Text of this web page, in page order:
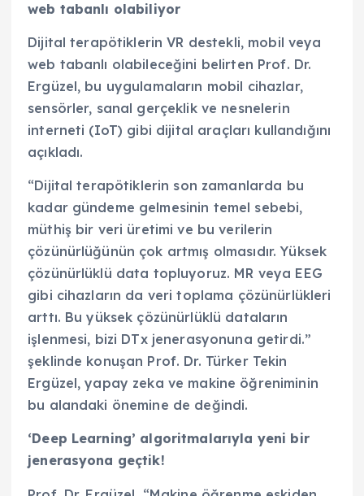
web tabanlı olabiliyor
Dijital terapötiklerin VR destekli, mobil veya
web tabanlı olabileceğini belirten Prof. Dr.
Ergüzel, bu uygulamaların mobil cihazlar,
sensörler, sanal gerçeklik ve nesnelerin
interneti (IoT) gibi dijital araçları kullandığını
açıkladı.
“Dijital terapötiklerin son zamanlarda bu
kadar gündeme gelmesinin temel sebebi,
müthiş bir veri üretimi ve bu verilerin
çözünürlüğünün çok artmış olmasıdır. Yüksek
çözünürlüklü data topluyoruz. MR veya EEG
gibi cihazların da veri toplama çözünürlükleri
arttı. Bu yüksek çözünürlüklü dataların
işlenmesi, bizi DTx jenerasyonuna getirdi.”
şeklinde konuşan Prof. Dr. Türker Tekin
Ergüzel, yapay zeka ve makine öğreniminin
bu alandaki önemine de değindi.
‘Deep Learning’ algoritmalarıyla yeni bir
jenerasyona geçtik!